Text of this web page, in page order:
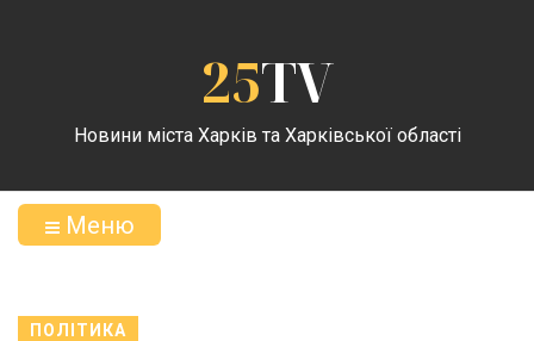
25TV
Новини міста Харків та Харківської області
Меню
ПОЛІТИКА